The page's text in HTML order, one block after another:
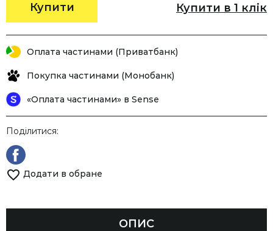
Купити Купити в 1 клік
Оплата частинами (Приватбанк)
Покупка частинами (Монобанк)
«Оплата частинами» в Sense
Поділитися:
Додати в обране
ОПИС